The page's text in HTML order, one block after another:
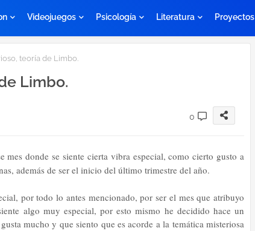
Videojuegos Psicología Literatura Proyectos
teoría de Limbo.
Limbo.
0
mes donde se siente cierta vibra especial, como cierto gusto a
además de ser el inicio del último trimestre del año.
por todo lo antes mencionado, por ser el mes que atribuyo
algo muy especial, por esto mismo he decidido hace un
mucho y que siento que es acorde a la temática misteriosa